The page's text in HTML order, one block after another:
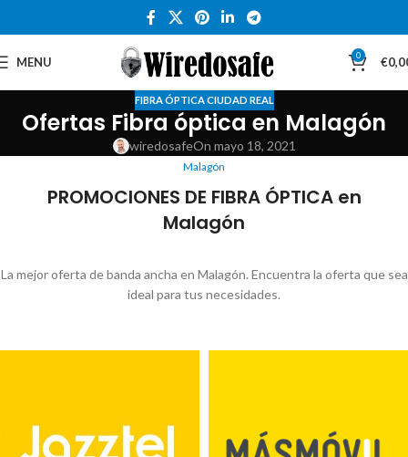
MENU 0 €
FIBRA ÓPTICA CIUDAD REAL
Ofertas Fibra óptica en Malagón
wiredosafeOn mayo 18, 2021
Malagón
PROMOCIONES DE FIBRA ÓPTICA en
Malagón
La mejor oferta de banda ancha en Malagón. Encuentra la oferta que sea
ideal para tus necesidades.